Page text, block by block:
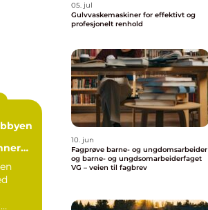
05. jul
Gulvvaskemaskiner for effektivt og
profesjonelt renhold
10. jun
Fagprøve barne- og ungdomsarbeider
og barne- og ungdsomarbeiderfaget
VG – veien til fagbrev